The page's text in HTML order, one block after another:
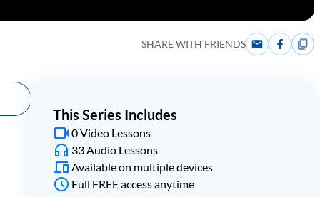
SHARE WITH FRIENDS
This Series Includes
0 Video Lessons
33 Audio Lessons
Available on multiple devices
Full FREE access anytime